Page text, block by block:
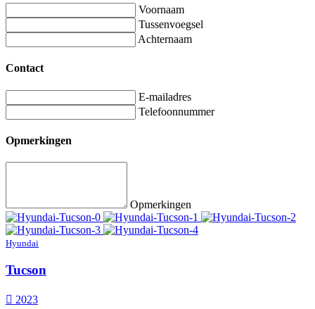
Voornaam
Tussenvoegsel
Achternaam
Contact
E-mailadres
Telefoonnummer
Opmerkingen
Opmerkingen
Hyundai
Tucson
2023